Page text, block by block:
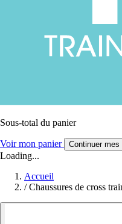
Sous-total du panier
Voir mon panier Continuer mes
Loading...
Accueil
/ Chaussures de cross